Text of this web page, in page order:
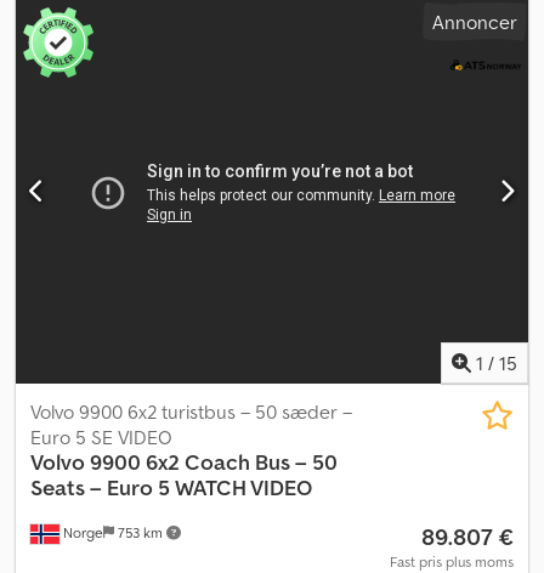
14 Sovepladser: 4 (2 i køjeseng og 2 i dobbeltseng) Dæk (se
billeder) Luftaffjedring Zepro-løfteplatform Separat bagagerum
Indvendig højde: 2,2 m Køkken Toilet Bruser 300-liters vandtank
tilgængelig. Km: 824000 Syn: Nej EU-godkendt til: 14.03.2026
Egenvægt: 15220 Totalvægt: 23500 Nyttelast: 8205 Bredde: 255
Længde: 1375 Euro: 2 Model: B10M Campingbus – Leveres EU-
Annoncer
1 / 15
Norge 753 km
Volvo 9900 6x2 turistbus – 50 sæder –
Euro 5 SE VIDEO
Volvo9900 6x2 Coach Bus – 50
Seats – Euro 5 WATCH VIDEO
89.807 €
Fast pris plus moms